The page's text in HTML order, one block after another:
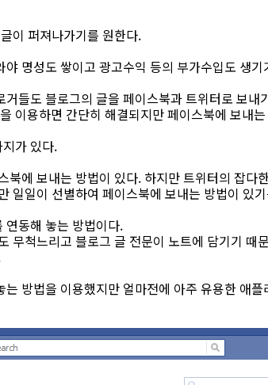
이 퍼져나가기를 원한다.
명성도 쌓이고 광고수익 등의 부가수입도 생기
들도 블로그의 글을 페이스북과 트위터로 보내
이용하면 간단히 해결되지만 페이스북에 보내
가 있다.
북에 보내는 방법이 있다. 하지만 트위터의 잡다
일일이 선별하여 페이스북에 보내는 방법이 있
연동해 놓는 방법이다.
무척느리고 블로그 글 전문이 노트에 담기기 때
방법을 이용했지만 얼마전에 아주 유용한 애